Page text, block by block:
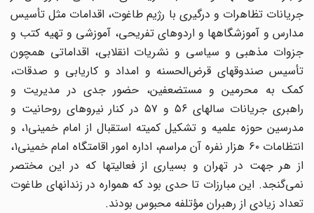
جریانات تظاهرات و درگیری با رژیم طاغوت، اقدامات مثل تأسیس
مدارس و آموزشگاهها و اردوهای تفریحی، آموزشی و تهیه کتب و
جزوات مذهبی و سیاسی و نشریات انقلابی، اقداماتی همچون
تأسیس صندوقهای قرض‌الحسنه و امداد و کاریابی و صدقات،
کمک به محرمین و مستضعفین، حضور جدی در مدیریت و
راهبری جریانات سالهای ۵۶ و ۵۷ در کنار نیروهای روحانیت و
مدرسین حوزه علمیه و تشکیل کمیته استقبال از امام خمینی۱، و
انتظامات ۶۰ هزار نفره آن مراسم، اداره امور اقامتگاه امام خمینی۱،
از هر جهت در تهران و بسیاری از فعالیتها که در این مختصر
نمی‌گنجد. این مبارزات تا حدی بود که همواره در زندانهای طاغوت
تعداد زیادی از رهبران مؤتلفه محبوس بودند.